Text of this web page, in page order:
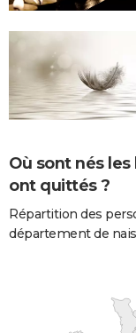
Où sont nés
ont quittés ?
Répartition des
département de